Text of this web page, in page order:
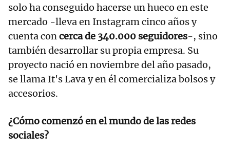
solo ha conseguido hacerse un hueco en este
mercado -lleva en Instagram cinco años y
cuenta concerca de 340.000 seguidores-, sino
también desarrollar su propia empresa. Su
proyecto nació en noviembre del año pasado,
se llama It's Lava y en él comercializa bolsos y
accesorios.
¿Cómo comenzó en el mundo de las redes
sociales?